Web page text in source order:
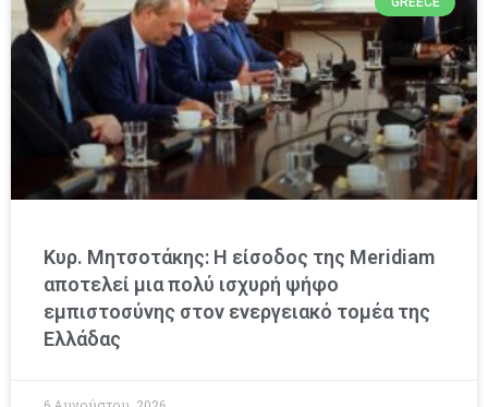
Κυρ. Μητσοτάκης: Η είσοδος της Meridiam
αποτελεί μια πολύ ισχυρή ψήφο
εμπιστοσύνης στον ενεργειακό τομέα της
Ελλάδας